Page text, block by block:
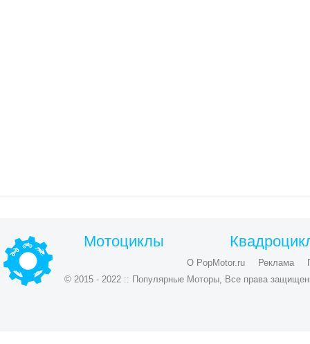
Мотоциклы
О PopMotor.ru Реклама
© 2015 - 2022 :: Популярные Моторы, Все права